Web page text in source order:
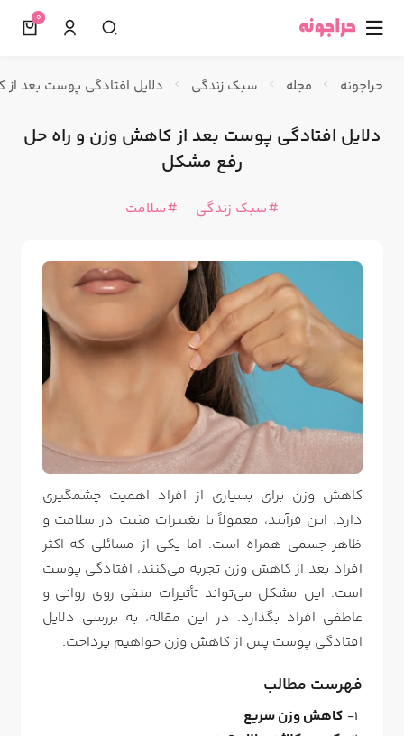
☰
0
حراجونه مجله سبک زندگی دلایل افتادگی پوست بعد
دلایل افتادگی پوست بعد از کاهش وزن و راه حل
رفع مشکل
سبک زندگی سلامت
کاهش وزن برای بسیاری از افراد اهمیت چشمگیری
دارد. این فرآیند، معمولاً با تغییرات مثبت در سلامت و
ظاهر جسمی همراه است. اما یکی از مسائلی که اکثر
افراد بعد از کاهش وزن تجربه می‌کنند، افتادگی پوست
است. این مشکل می‌تواند تأثیرات منفی روی روانی و
عاطفی افراد بگذارد. در این مقاله، به بررسی دلایل
افتادگی پوست پس از کاهش وزن خواهیم پرداخت.
فهرست مطالب
کاهش وزن سریع